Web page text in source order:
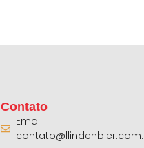
Contato
Email: